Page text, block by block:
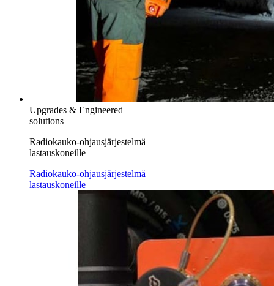
Upgrades & Engineered
solutions
Radiokauko-ohjausjärjestelmä
lastauskoneille
Radiokauko-ohjausjärjestelmä
lastauskoneille